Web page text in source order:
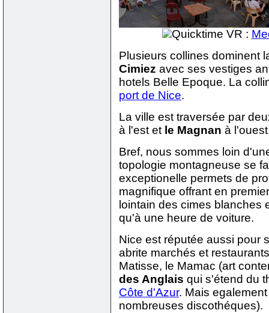
Quicktime VR :
Plusieurs collines dominent
Cimiez avec ses vestiges
hotels Belle Epoque. La
port de Nice.
La ville est traversée par
à l'est et le Magnan à
Bref, nous sommes loin
topologie montagneuse se
exceptionelle permets de
magnifique offrant en
lointain des cimes blanches
qu'à une heure de voiture.
Nice est réputée aussi pour
abrite marchés et
Matisse, le Mamac (art
des Anglais qui s'étend du
Côte d'Azur. Mais
nombreuses discothéques).